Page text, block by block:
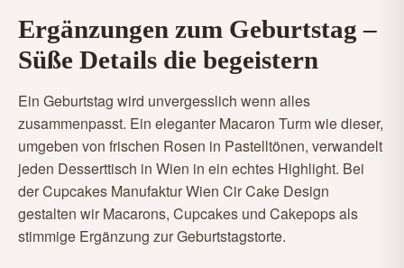
Ergänzungen zum Geburtstag –
Süße Details die begeistern
Ein Geburtstag wird unvergesslich wenn alles
zusammenpasst. Ein eleganter Macaron Turm wie dieser,
umgeben von frischen Rosen in Pastelltönen, verwandelt
jeden Desserttisch in Wien in ein echtes Highlight. Bei
der Cupcakes Manufaktur Wien Cir Cake Design
gestalten wir Macarons, Cupcakes und Cakepops als
stimmige Ergänzung zur Geburtstagstorte.